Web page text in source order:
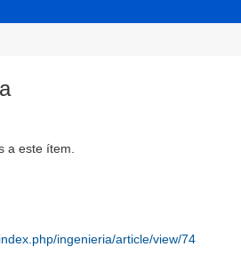
a este ítem.
ingenieria/article/view/74